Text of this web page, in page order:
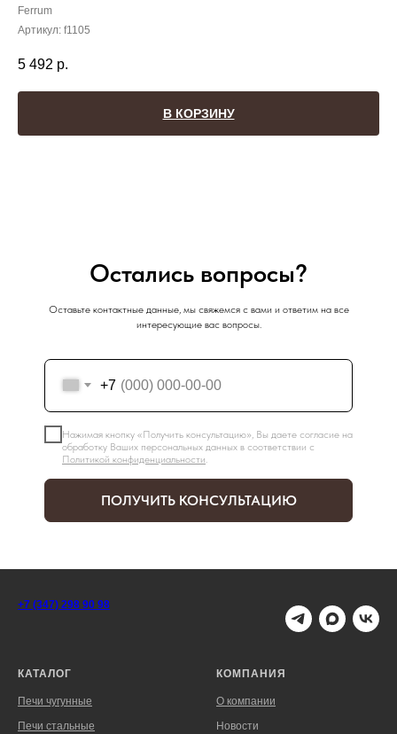
Ferrum
Артикул: f1105
5 492 р.
В КОРЗИНУ
Остались вопросы?
Оставьте контактные данные, мы свяжемся с вами и ответим на все
интересующие вас вопросы.
+7
Нажимая кнопку «Получить консультацию», Вы даете согласие на
обработку Ваших персональных данных в соответствии с
Политикой конфиденциальности
ПОЛУЧИТЬ КОНСУЛЬТАЦИЮ
+7 (347) 298 90 98
КАТАЛОГ
Печи чугунные
Печи стальные
КОМПАНИЯ
О компании
Новости